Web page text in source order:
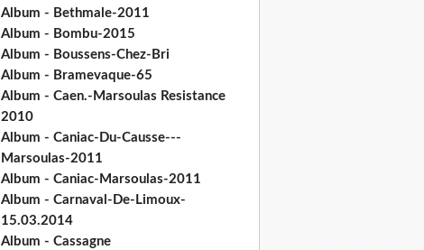
Album - Bethmale-2011
Album - Bombu-2015
Album - Boussens-Chez-Bri
Album - Bramevaque-65
Album - Caen.-Marsoulas Resistance
2010
Album - Caniac-Du-Causse---
Marsoulas-2011
Album - Caniac-Marsoulas-2011
Album - Carnaval-De-Limoux-
15.03.2014
Album - Cassagne